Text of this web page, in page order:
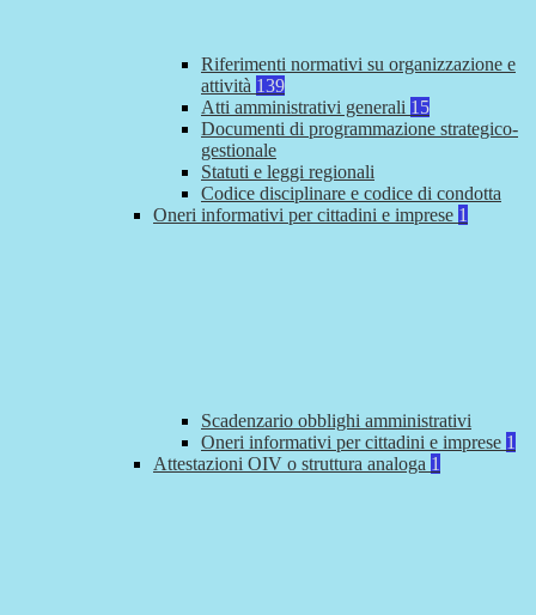
Riferimenti normativi su organizzazione e
attività 139
Atti amministrativi generali 15
Documenti di programmazione strategico-
gestionale
Statuti e leggi regionali
Codice disciplinare e codice di condotta
Oneri informativi per cittadini e imprese 1
Scadenzario obblighi amministrativi
Oneri informativi per cittadini e imprese 1
Attestazioni OIV o struttura analoga 1